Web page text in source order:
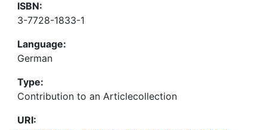
ISBN:
3-7728-1833-1
Language:
German
Type:
Contribution to an Articlecollection
URI: